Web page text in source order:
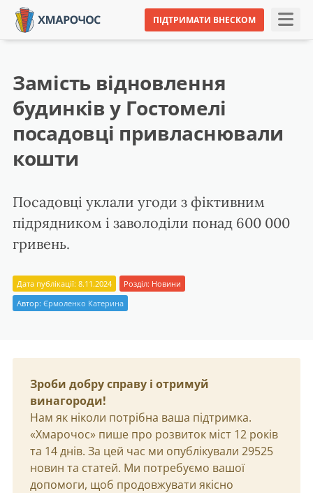
ПІДТРИМАТИ ВНЕСКОМ
Замість відновлення
будинків у Гостомелі
посадовці привласнювали
кошти
Посадовці уклали угоди з фіктивним
підрядником і заволоділи понад 600 000
гривень.
Дата публікації: 8.11.2024 Розділ: Новини
Автор: Єрмоленко Катерина
Зроби добру справу і отримуй
винагороди!
Нам як ніколи потрібна ваша підтримка.
«Хмарочос» пише про розвиток міст 12 років
та 14 днів. За цей час ми опублікували 29525
новин та статей. Ми потребуємо вашої
допомоги, щоб продовжувати якісно